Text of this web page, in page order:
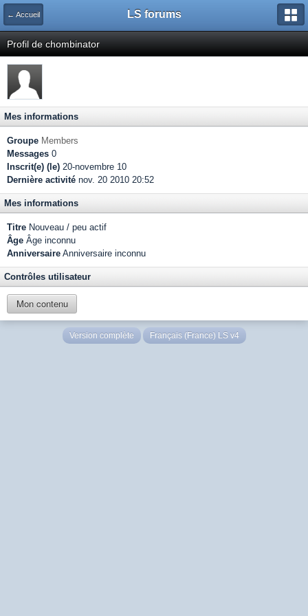
← Accueil LS forums
Profil de chombinator
Mes informations
Groupe Members
Messages 0
Inscrit(e) (le) 20-novembre 10
Dernière activité nov. 20 2010 20:52
Mes informations
Titre Nouveau / peu actif
Âge Âge inconnu
Anniversaire Anniversaire inconnu
Contrôles utilisateur
Mon contenu
Version complète Français (France) LS v4